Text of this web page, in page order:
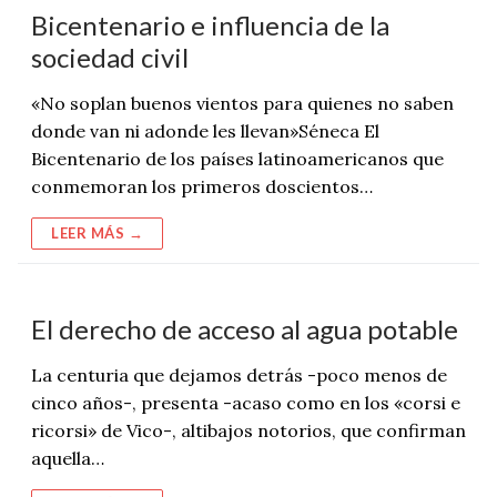
Bicentenario e influencia de la
sociedad civil
«No soplan buenos vientos para quienes no saben
donde van ni adonde les llevan»Séneca El
Bicentenario de los países latinoamericanos que
conmemoran los primeros doscientos…
LEER MÁS →
El derecho de acceso al agua potable
La centuria que dejamos detrás -poco menos de
cinco años-, presenta -acaso como en los «corsi e
ricorsi» de Vico-, altibajos notorios, que confirman
aquella…